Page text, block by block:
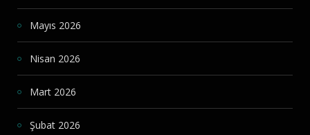
Mayıs 2026
Nisan 2026
Mart 2026
Şubat 2026